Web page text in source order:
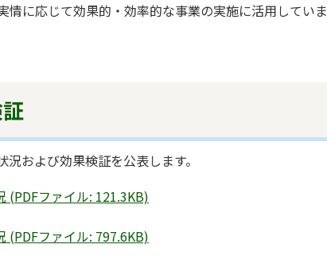
情に応じて効果的・効率的な事業の実施に活用していま
および効果検証を公表します。
(PDFファイル: 121.3KB)
(PDFファイル: 797.6KB)